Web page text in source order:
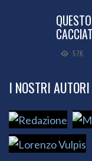
57K
I NOSTRI AUTORI